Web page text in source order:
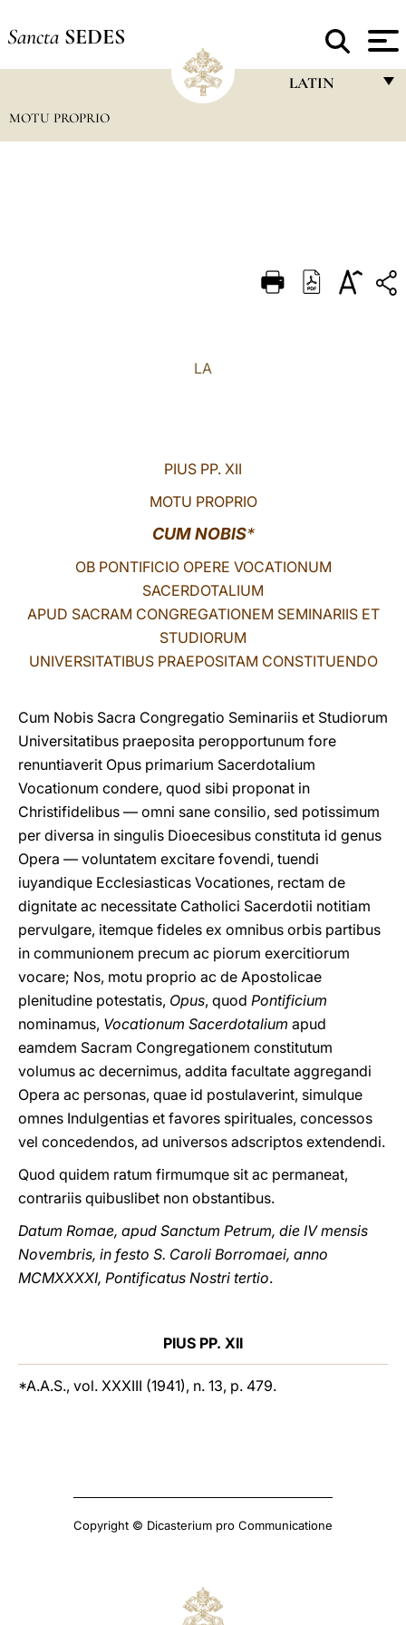
Sancta SEDES
LATIN
DEUTSCH
MOTU PROPRIO
LA
PIUS PP. XII
MOTU PROPRIO
CUM NOBIS*
OB PONTIFICIO OPERE VOCATIONUM
SACERDOTALIUM
APUD SACRAM CONGREGATIONEM SEMINARIIS ET
STUDIORUM
UNIVERSITATIBUS PRAEPOSITAM CONSTITUENDO
Cum Nobis Sacra Congregatio Seminariis et Studiorum
Universitatibus praeposita peropportunum fore
renuntiaverit Opus primarium Sacerdotalium
Vocationum condere, quod sibi proponat in
Christifidelibus — omni sane consilio, sed potissimum
per diversa in singulis Dioecesibus constituta id genus
Opera — voluntatem excitare fovendi, tuendi
iuyandique Ecclesiasticas Vocationes, rectam de
dignitate ac necessitate Catholici Sacerdotii notitiam
pervulgare, itemque fideles ex omnibus orbis partibus
in communionem precum ac piorum exercitiorum
vocare; Nos, motu proprio ac de Apostolicae
plenitudine potestatis, Opus, quod Pontificium
nominamus, Vocationum Sacerdotalium apud
eamdem Sacram Congregationem constitutum
volumus ac decernimus, addita facultate aggregandi
Opera ac personas, quae id postulaverint, simulque
omnes Indulgentias et favores spirituales, concessos
vel concedendos, ad universos adscriptos extendendi.
Quod quidem ratum firmumque sit ac permaneat,
contrariis quibuslibet non obstantibus.
Datum Romae, apud Sanctum Petrum, die IV mensis
Novembris, in festo S. Caroli Borromaei, anno
MCMXXXXI, Pontificatus Nostri tertio.
PIUS PP. XII
*A.A.S., vol. XXXIII (1941), n. 13, p. 479.
Copyright © Dicasterium pro Communicatione